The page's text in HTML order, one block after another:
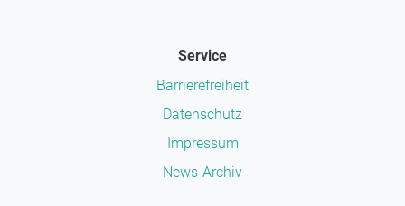
Service
Barrierefreiheit
Datenschutz
Impressum
News-Archiv